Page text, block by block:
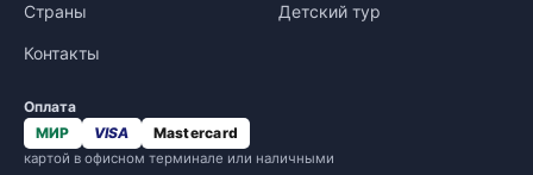
Страны Детский тур
Контакты
Оплата
МИР
VISA Mastercard
картой в офисном терминале или наличными